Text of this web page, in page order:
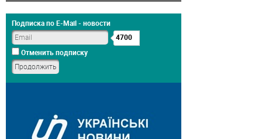
Подписка по E-Mail - новости
4700
Отменить подписку